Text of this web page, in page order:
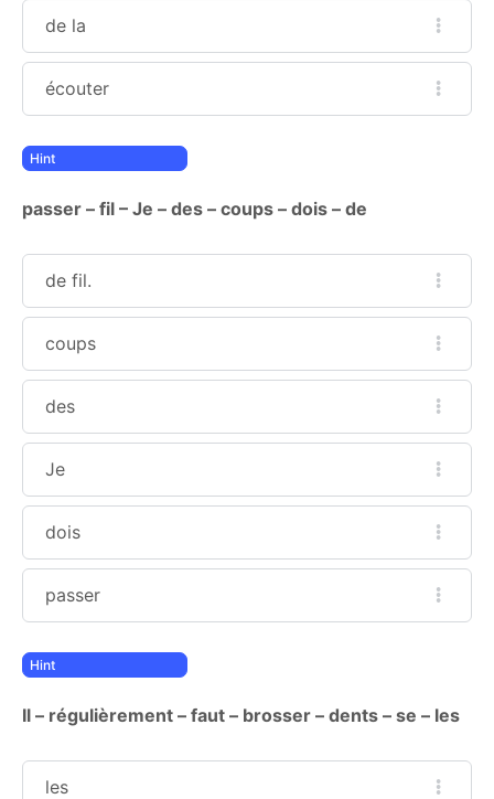
de la
écouter
passer – fil – Je – des – coups – dois – de
de fil.
coups
des
Je
dois
passer
Il – régulièrement – faut – brosser – dents – se – les
les